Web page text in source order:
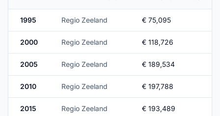
1995 Regio Zeeland € 75,095
2000 Regio Zeeland € 118,726
2005 Regio Zeeland € 189,534
2010 Regio Zeeland € 197,788
2015 Regio Zeeland € 193,489